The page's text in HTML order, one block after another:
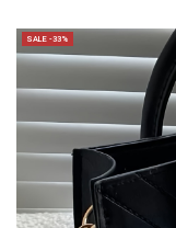
SALE -33%